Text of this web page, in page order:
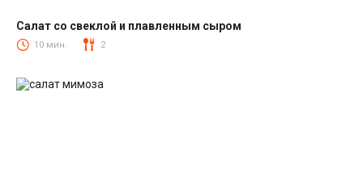
Салаты со свеклой
Салат со свеклой и плавленным сыром
10 мин. 2